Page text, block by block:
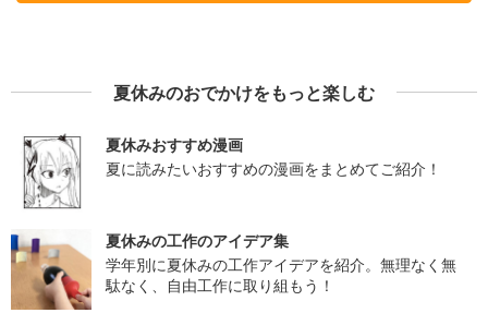
夏休みのおでかけをもっと楽しむ
夏休みおすすめ漫画
夏に読みたいおすすめの漫画をまとめてご紹介！
夏休みの工作のアイデア集
学年別に夏休みの工作アイデアを紹介。無理なく無
駄なく、自由工作に取り組もう！